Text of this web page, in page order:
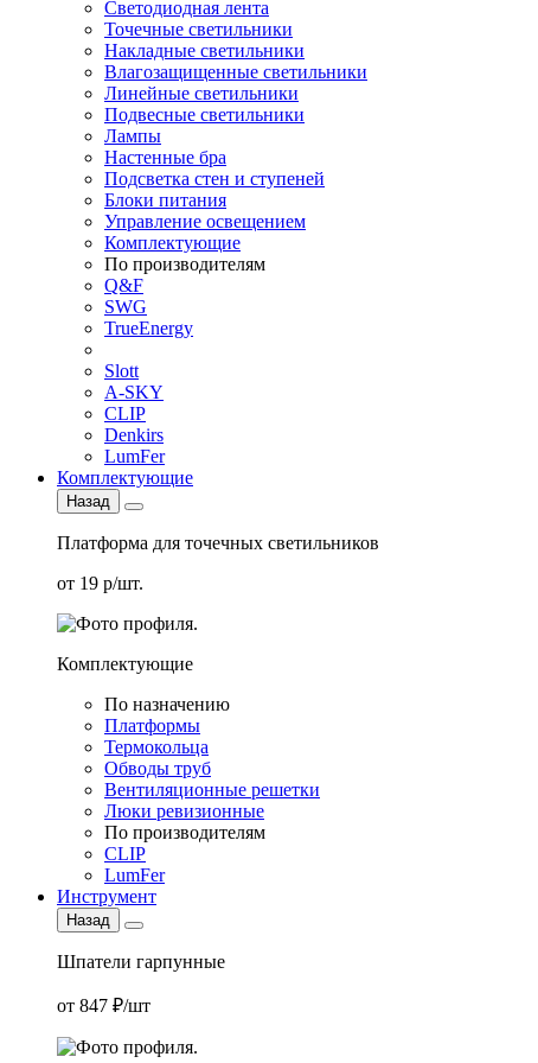
Светодиодная лента
Точечные светильники
Накладные светильники
Влагозащищенные светильники
Линейные светильники
Подвесные светильники
Лампы
Настенные бра
Подсветка стен и ступеней
Блоки питания
Управление освещением
Комплектующие
По производителям
Q&F
SWG
TrueEnergy
Slott
A-SKY
CLIP
Denkirs
LumFer
Комплектующие
Назад
Платформа для точечных светильников
от 19 р/шт.
Комплектующие
По назначению
Платформы
Термокольца
Обводы труб
Вентиляционные решетки
Люки ревизионные
По производителям
CLIP
LumFer
Инструмент
Назад
Шпатели гарпунные
от 847 ₽/шт